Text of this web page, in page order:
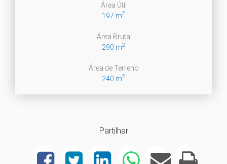
Área Útil
197 m2
Área Bruta
290 m2
Área de Terreno
240 m2
Partilhar